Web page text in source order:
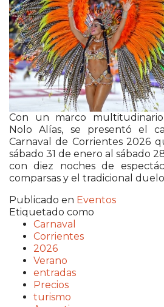
Con un marco
Nolo Alías, se presentó el
Carnaval de Corrientes 2026
sábado 31 de enero al sábado
con diez noches de
comparsas y el tradicional
Publicado en Eventos
Etiquetado como
Carnaval
Corrientes
2026
Verano
entradas
Precios
turismo